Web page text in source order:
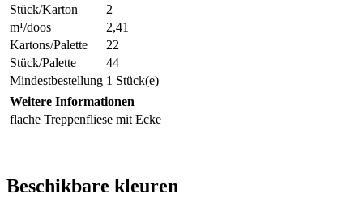
Stück/Karton
2
m¹/doos
2,41
Kartons/Palette
22
Stück/Palette
44
Mindestbestellung 1 Stück(e)
Weitere Informationen
flache Treppenfliese mit Ecke
Beschikbare kleuren